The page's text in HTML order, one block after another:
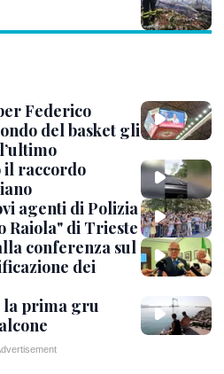
Federico
del basket gli
il raccordo
agenti di Polizia
Raiola" di Trieste
conferenza sul
dei
la prima gru